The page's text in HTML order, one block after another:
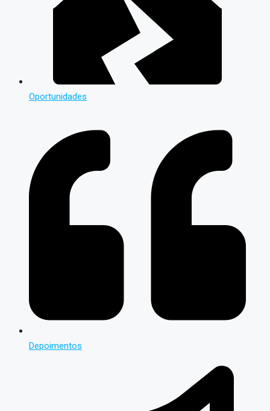
Oportunidades
Depoimentos